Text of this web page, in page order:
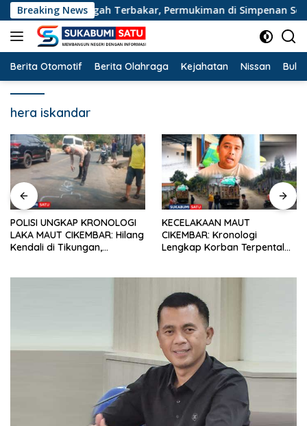
Langsung
ke
konten
Breaking NewsTerbakar, Permukiman di Simpenan Sempat
Berita Otomotif Berita Olahraga Kejahatan Nissan
hera iskandar
POLISI UNGKAP KRONOLOGI
LAKA MAUT CIKEMBAR: Hilang
Kendali di Tikungan,
KECELAKAAN MAUT
CIKEMBAR: Kronologi
Lengkap Korban Terpental